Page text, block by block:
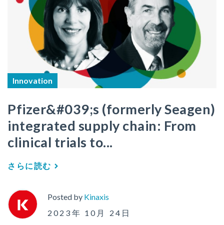
Innovation
Pfizer&#039;s (formerly Seagen)
integrated supply chain: From
clinical trials to...
さらに読む
Posted by Kinaxis
2023年 10月 24日